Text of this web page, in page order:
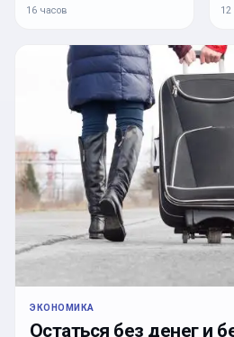
16 часов 12
ЭКОНОМИКА
Остаться без денег и